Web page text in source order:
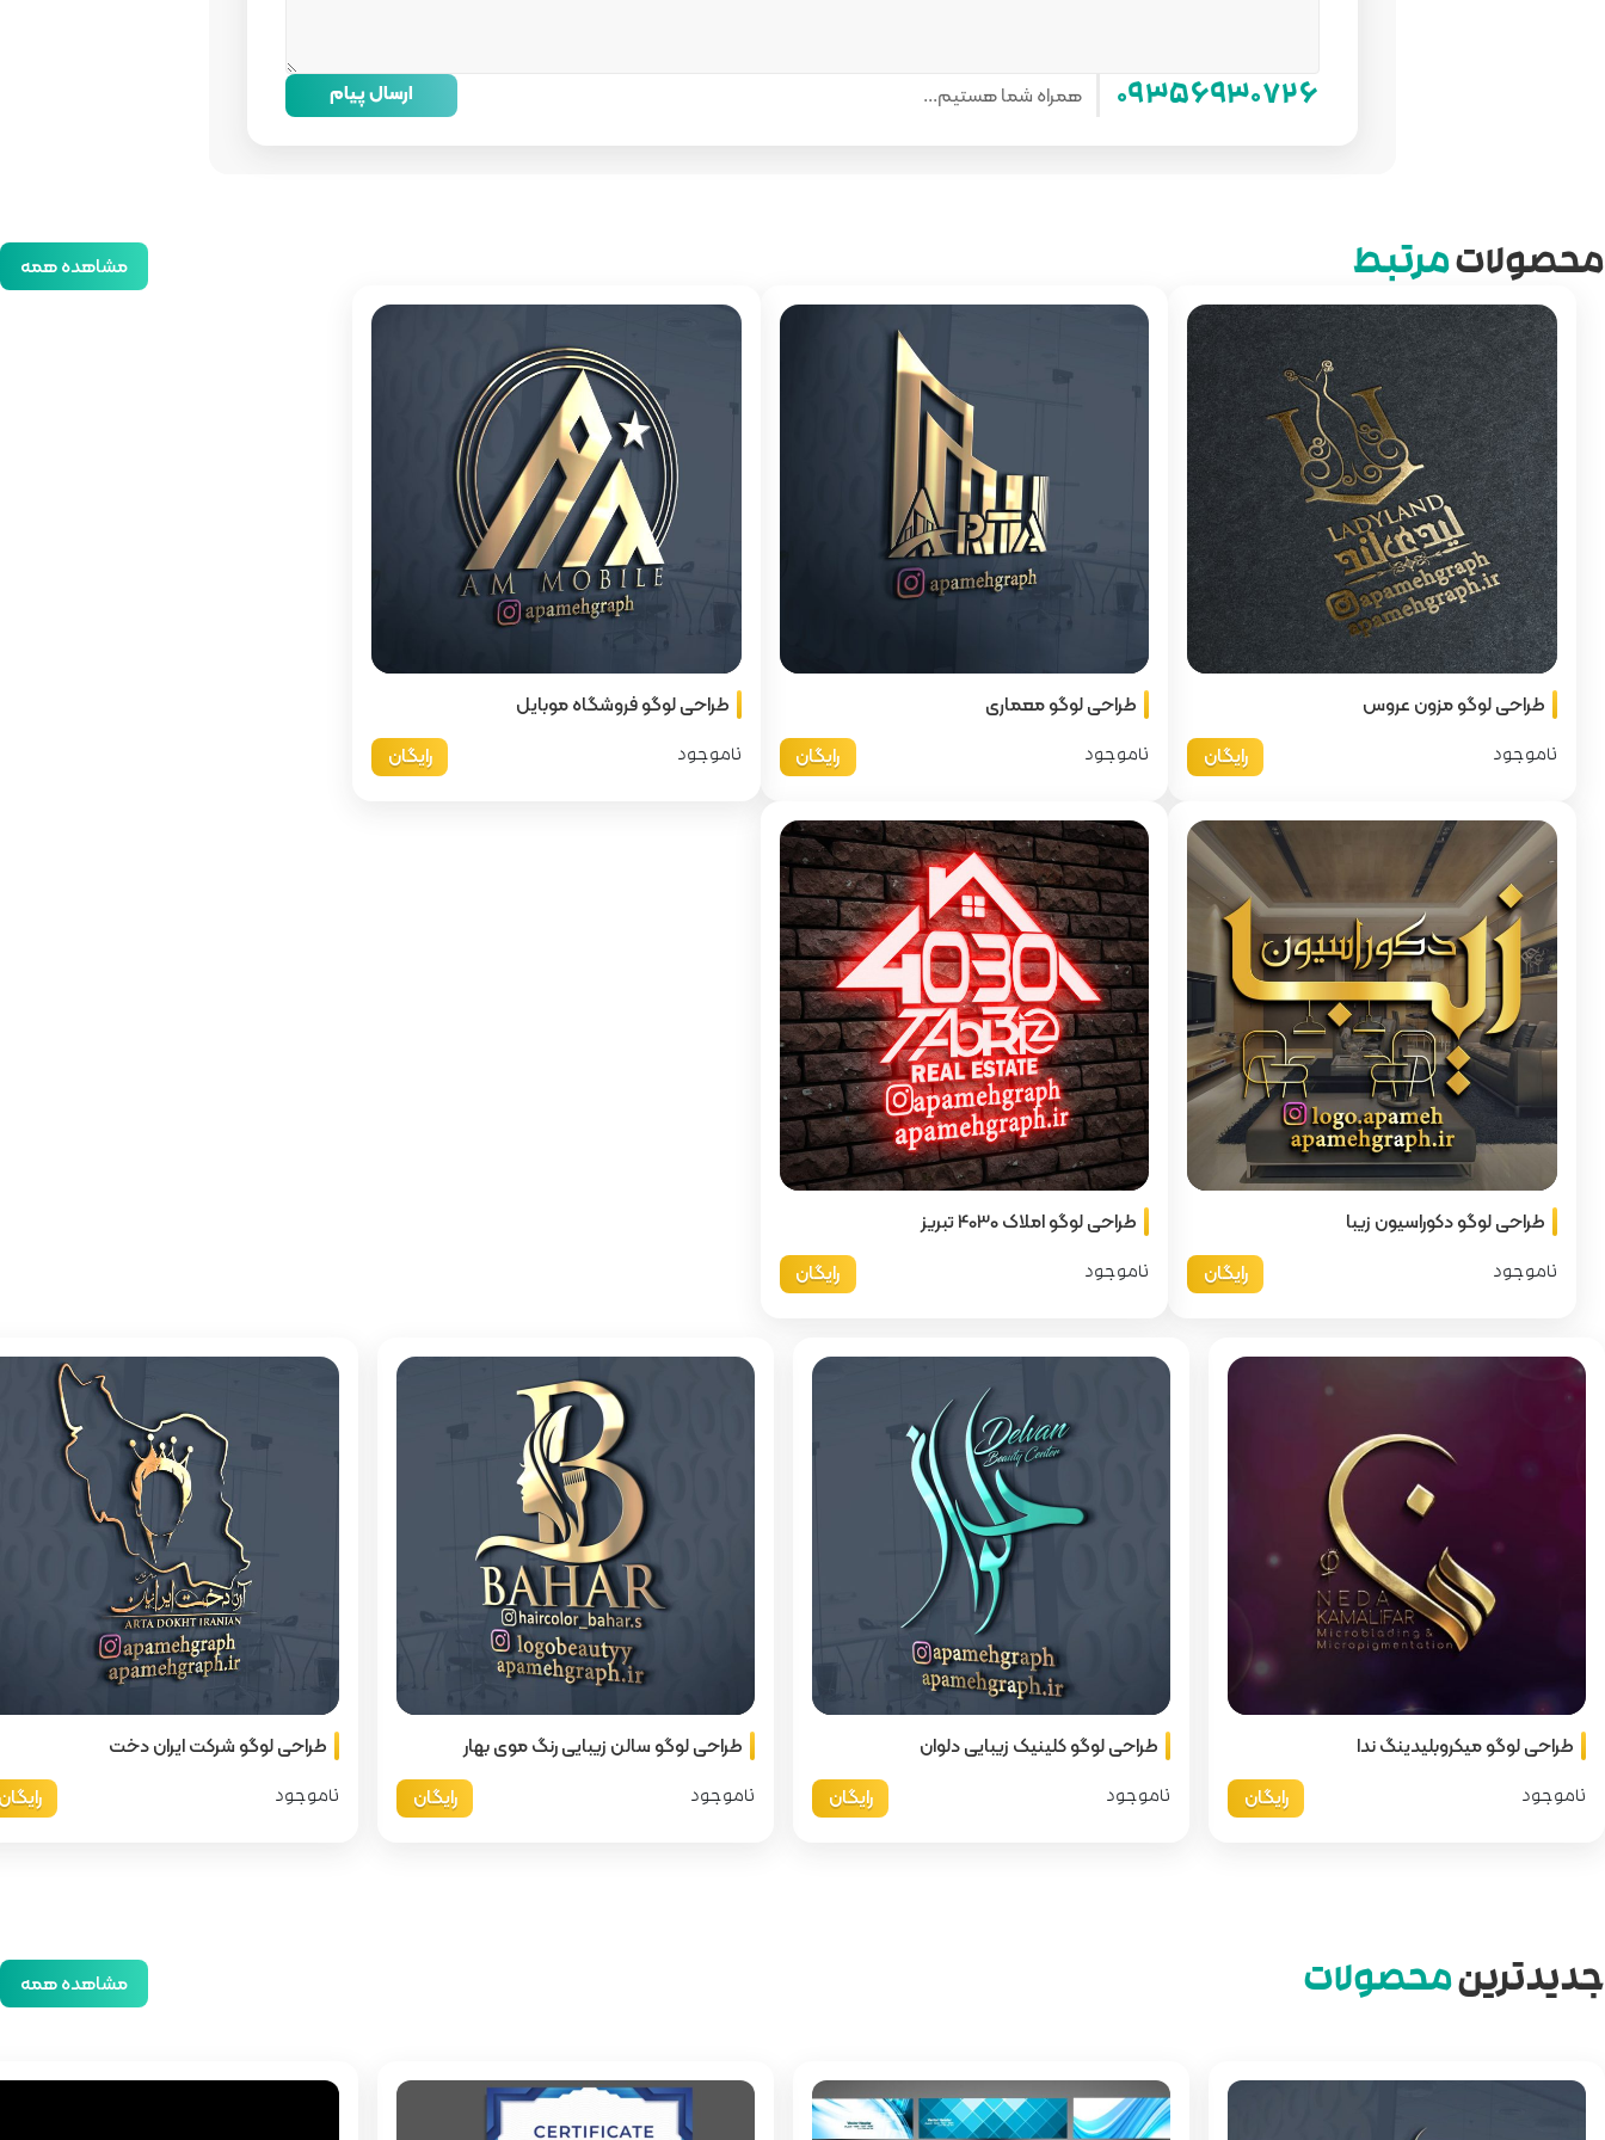
۰۹۳۵۶۹۳۰۷۲۶ همراه شما هستیم... ارسال پیام
محصولاتمرتبط مشاهده همه
طراحی لوگو مزون عروس
ناموجود رایگان
طراحی لوگو معماری
ناموجود رایگان
طراحی لوگو فروشگاه موبایل
ناموجود رایگان
طراحی لوگو دکوراسیون زیبا
ناموجود رایگان
طراحی لوگو املاک 4030 تبریز
ناموجود رایگان
طراحی لوگو میکروبلیدینگ ندا
ناموجود رایگان
طراحی لوگو کلینیک زیبایی دلوان
ناموجود رایگان
طراحی لوگو سالن زیبایی رنگ موی بهار
ناموجود رایگان
طراحی لوگو شرکت ایران دخت
ناموجود
جدیدترینمحصولات مشاهده همه